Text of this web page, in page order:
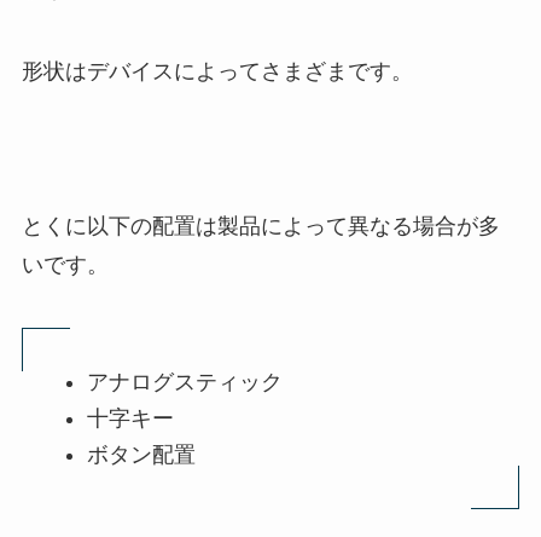
形状はデバイスによってさまざまです。
とくに以下の配置は製品によって異なる場合が多
いです。
アナログスティック
十字キー
ボタン配置